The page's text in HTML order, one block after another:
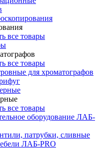
все товары
все товары
для хроматографов
все товары
оборудование ЛАБ-
патрубки, сливные
ЛАБ-PRO